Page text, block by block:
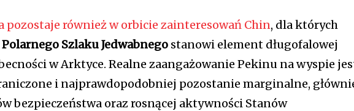
pozostaje również w orbicie zainteresowań Chin, dla których
Polarnego Szlaku Jedwabnego stanowi element długofalowej
w Arktyce. Realne zaangażowanie Pekinu na wyspie
i najprawdopodobniej pozostanie marginalne,
bezpieczeństwa oraz rosnącej aktywności Stanów